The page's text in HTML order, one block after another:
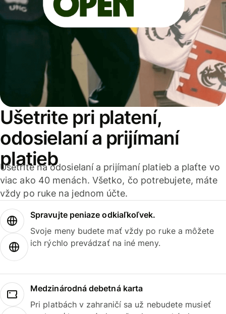
Ušetrite pri platení,
odosielaní a prijímaní
platieb
Ušetrite na odosielaní a prijímaní platieb a plaťte vo
viac ako 40 menách. Všetko, čo potrebujete, máte
vždy po ruke na jednom účte.
Spravujte peniaze odkiaľkoľvek.
Svoje meny budete mať vždy po ruke a môžete
ich rýchlo prevádzať na iné meny.
Medzinárodná debetná karta
Pri platbách v zahraničí sa už nebudete musieť